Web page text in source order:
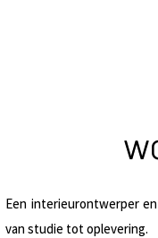
Een interieurontwerper
van studie tot oplevering.